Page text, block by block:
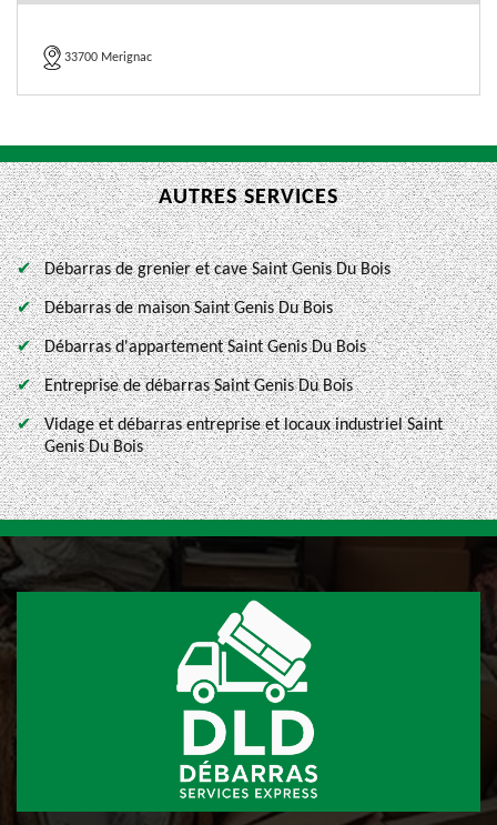
33700 Merignac
AUTRES SERVICES
Débarras de grenier et cave Saint Genis Du Bois
Débarras de maison Saint Genis Du Bois
Débarras d'appartement Saint Genis Du Bois
Entreprise de débarras Saint Genis Du Bois
Vidage et débarras entreprise et locaux industriel Saint
Genis Du Bois